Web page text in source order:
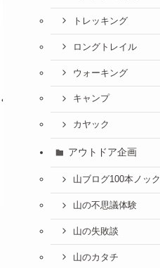
トレッキング
ロングトレイル
ウォーキング
キャンプ
カヤック
アウトドア企画
山ブログ100本ノック
山の不思議体験
山の失敗談
山のカタチ